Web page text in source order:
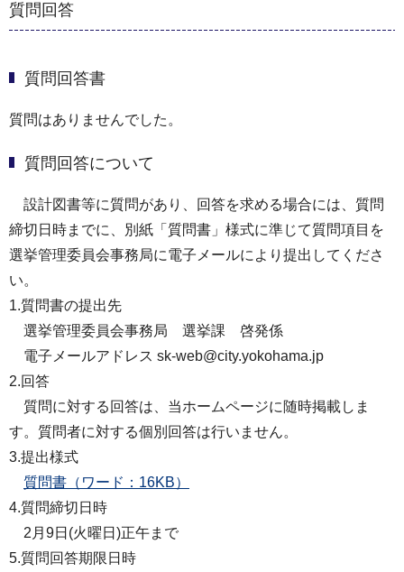
質問回答
質問回答書
質問はありませんでした。
質問回答について
設計図書等に質問があり、回答を求める場合には、質問
締切日時までに、別紙「質問書」様式に準じて質問項目を
選挙管理委員会事務局に電子メールにより提出してくださ
い。
1.質問書の提出先
選挙管理委員会事務局 選挙課 啓発係
電子メールアドレス sk-web@city.yokohama.jp
2.回答
質問に対する回答は、当ホームページに随時掲載しま
す。質問者に対する個別回答は行いません。
3.提出様式
質問書（ワード：16KB）
4.質問締切日時
2月9日(火曜日)正午まで
5.質問回答期限日時